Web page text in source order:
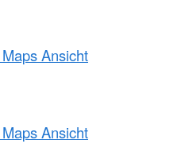
Ansicht
Ansicht